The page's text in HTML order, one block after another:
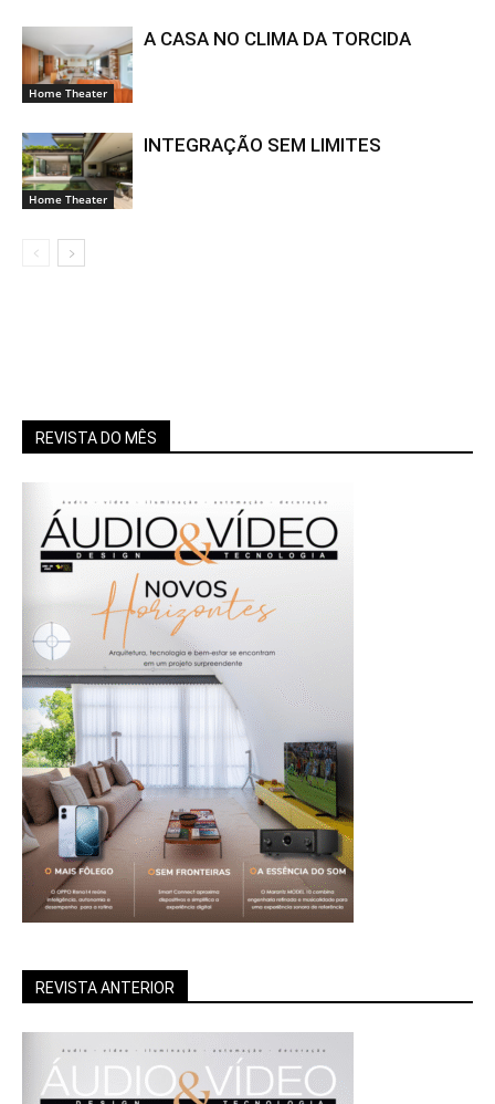
Home Theater
A CASA NO CLIMA DA TORCIDA
Home Theater
INTEGRAÇÃO SEM LIMITES
REVISTA DO MÊS
REVISTA ANTERIOR